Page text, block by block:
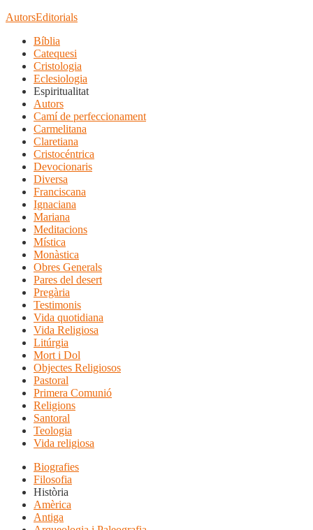
AutorsEditorials
Bíblia
Catequesi
Cristologia
Eclesiologia
Espiritualitat
Autors
Camí de perfeccionament
Carmelitana
Claretiana
Cristocéntrica
Devocionaris
Diversa
Franciscana
Ignaciana
Mariana
Meditacions
Mística
Monàstica
Obres Generals
Pares del desert
Pregària
Testimonis
Vida quotidiana
Vida Religiosa
Litúrgia
Mort i Dol
Objectes Religiosos
Pastoral
Primera Comunió
Religions
Santoral
Teologia
Vida religiosa
Biografies
Filosofia
Història
Amèrica
Antiga